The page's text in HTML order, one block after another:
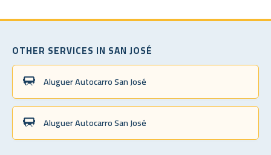
OTHER SERVICES IN SAN JOSÉ
Aluguer Autocarro San José
Aluguer Autocarro San José